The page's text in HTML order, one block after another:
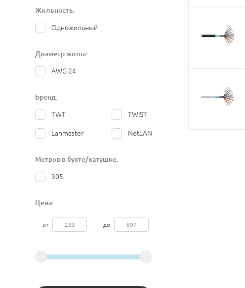
Жильность:
Одножильный
Диаметр жилы:
AWG 24
Бренд:
TWT TWIST
Lanmaster NetLAN
Метров в бухте/катушке:
305
Цена:
от до